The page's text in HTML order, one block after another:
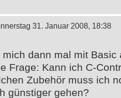
31. Januar 2008, 18:38
mich dann mal mit
Frage: Kann ich C-
Zubehör muss ich
günstiger gehen?